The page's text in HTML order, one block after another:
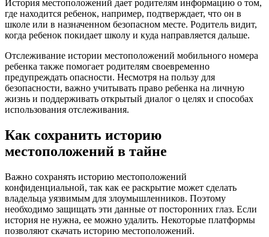
История местоположений дает родителям информацию о том,
где находится ребенок, например, подтверждает, что он в
школе или в назначенном безопасном месте. Родитель видит,
когда ребенок покидает школу и куда направляется дальше.
Отслеживание истории местоположений мобильного номера
ребенка также помогает родителям своевременно
предупреждать опасности. Несмотря на пользу для
безопасности, важно учитывать право ребенка на личную
жизнь и поддерживать открытый диалог о целях и способах
использования отслеживания.
Как сохранить историю
местоположений в тайне
Важно сохранять историю местоположений
конфиденциальной, так как ее раскрытие может сделать
владельца уязвимым для злоумышленников. Поэтому
необходимо защищать эти данные от посторонних глаз. Если
история не нужна, ее можно удалить. Некоторые платформы
позволяют скачать историю местоположений.